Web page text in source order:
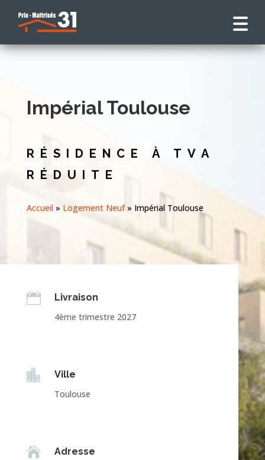
Impérial Toulouse
RÉSIDENCE À TVA
RÉDUITE
Accueil» Logement Neuf» Impérial Toulouse

Livraison
4ème trimestre 2027

Ville
Toulouse

Adresse